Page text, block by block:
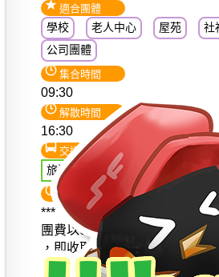
適合團體
學校 老人中心 屋苑
社
公司團體
集合時間
09:30
解散時間
16:30
交通
旅遊巴士環遊
注意事項
***【此行程不適用於星期二出
團費以60人計算 (每車送2位
，即收取58人費用。
團費會因應人數及其他因素而